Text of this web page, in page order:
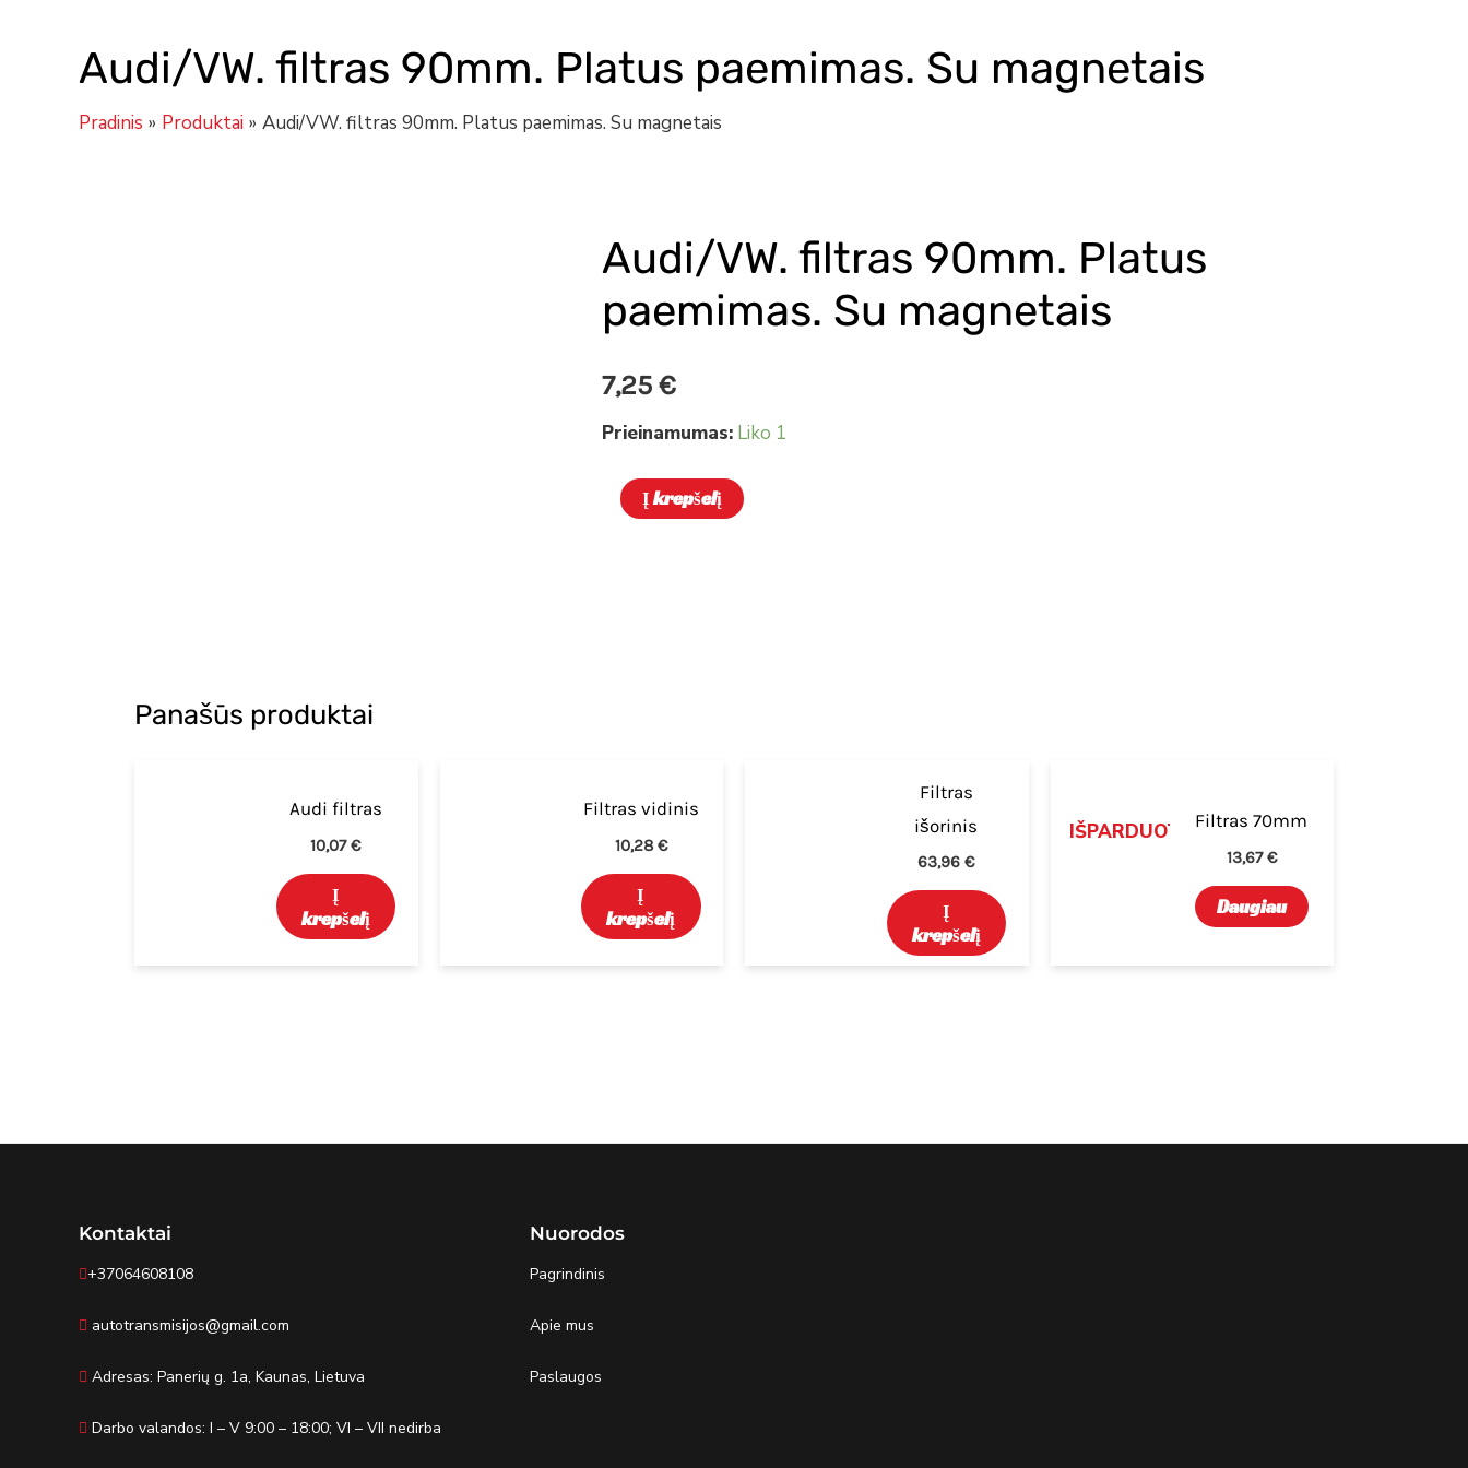
Audi/VW. filtras 90mm. Platus paemimas. Su magnetais
Pradinis Produktai Audi/VW. filtras 90mm. Platus paemimas. Su magnetais
Audi/VW. filtras 90mm. Platus
paemimas. Su magnetais
7,25€
Prieinamumas: Liko 1
produkto
kiekis:
Audi/VW.
90mm.
Su
magnetais
Į krepšelį
Panašūs produktai
Audi filtras
10,07€
Į
krepšelį
Filtras vidinis
10,28€
Į
krepšelį
Filtras
išorinis
63,96€
Į
krepšelį
IŠPARDUOTA Filtras 70mm
13,67€
Daugiau
Kontaktai
+37064608108
autotransmisijos@gmail.com
Adresas: Panerių g. 1a, Kaunas, Lietuva
Darbo valandos: I – V 9:00 – 18:00; VI – VII nedirba
Nuorodos
Pagrindinis
Apie mus
Paslaugos